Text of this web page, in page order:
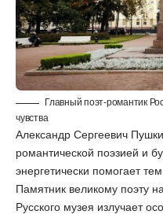
Главный поэт-романтик
чувства
Александр Сергеевич
романтической поэзией и
энергетически помогает
Памятник великому поэту
Русского музея излучает